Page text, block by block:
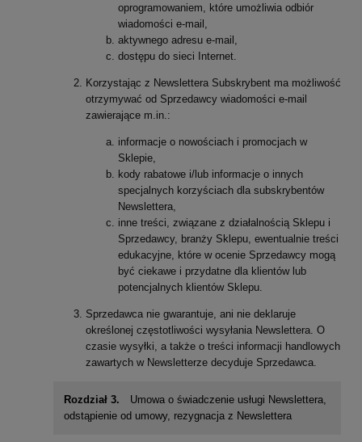
oprogramowaniem, które umożliwia odbiór
wiadomości e-mail,
aktywnego adresu e-mail,
dostępu do sieci Internet.
Korzystając z Newslettera Subskrybent ma możliwość
otrzymywać od Sprzedawcy wiadomości e-mail
zawierające m.in.:
informacje o nowościach i promocjach w
Sklepie,
kody rabatowe i/lub informacje o innych
specjalnych korzyściach dla subskrybentów
Newslettera,
inne treści, związane z działalnością Sklepu i
Sprzedawcy, branży Sklepu, ewentualnie treści
edukacyjne, które w ocenie Sprzedawcy mogą
być ciekawe i przydatne dla klientów lub
potencjalnych klientów Sklepu.
Sprzedawca nie gwarantuje, ani nie deklaruje
określonej częstotliwości wysyłania Newslettera. O
czasie wysyłki, a także o treści informacji handlowych
zawartych w Newsletterze decyduje Sprzedawca.
Rozdział 3.
Umowa o świadczenie usługi Newslettera,
odstąpienie od umowy, rezygnacja z Newslettera